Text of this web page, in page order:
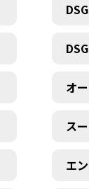
オ
ス
エ